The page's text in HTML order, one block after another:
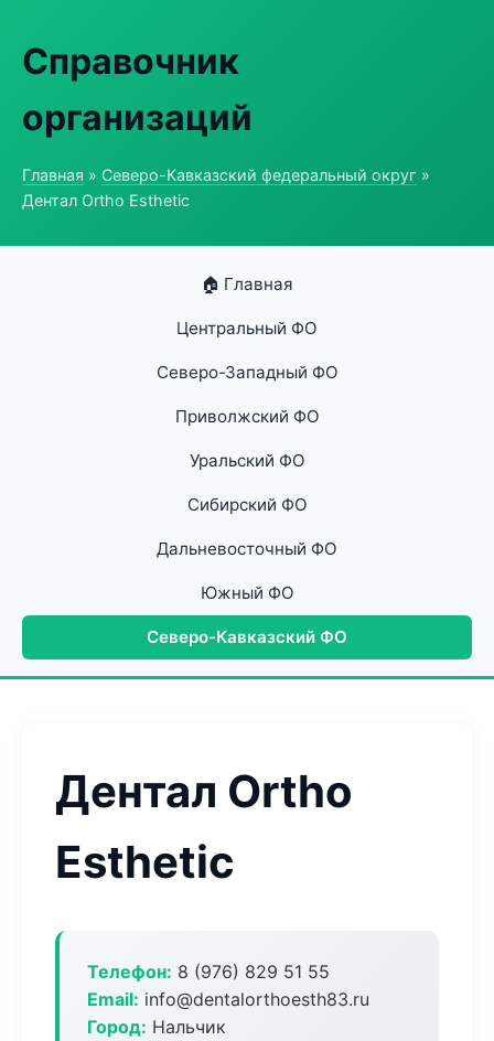
Справочник
организаций
Главная » Северо-Кавказский федеральный округ »
Дентал Ortho Esthetic
🏠 Главная
Центральный ФО
Северо-Западный ФО
Приволжский ФО
Уральский ФО
Сибирский ФО
Дальневосточный ФО
Южный ФО
Северо-Кавказский ФО
Дентал Ortho
Esthetic
Телефон: 8 (976) 829 51 55
Email: info@dentalorthoesth83.ru
Город: Нальчик